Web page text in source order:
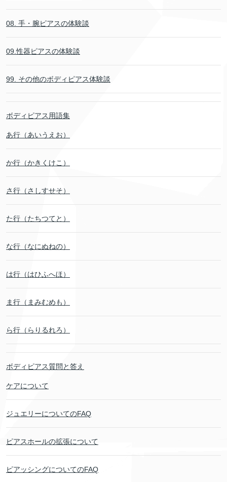
08. 手・腕ピアスの体験談
09.性器ピアスの体験談
99. その他のボディピアス体験談
ボディピアス用語集
あ行（あいうえお）
か行（かきくけこ）
さ行（さしすせそ）
た行（たちつてと）
な行（なにぬねの）
は行（はひふへほ）
ま行（まみむめも）
ら行（らりるれろ）
ボディピアス質問と答え
ケアについて
ジュエリーについてのFAQ
ピアスホールの拡張について
ピアッシングについてのFAQ